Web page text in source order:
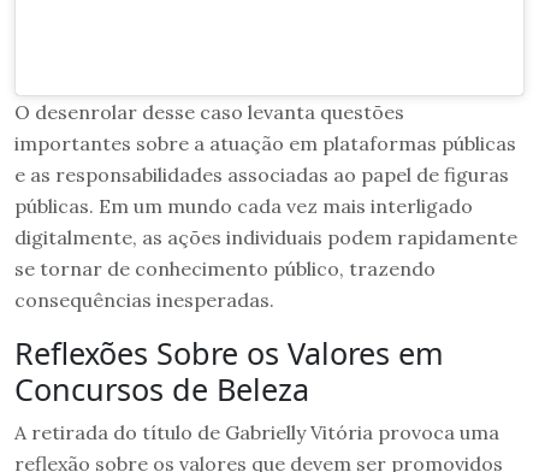
O desenrolar desse caso levanta questões
importantes sobre a atuação em plataformas públicas
e as responsabilidades associadas ao papel de figuras
públicas. Em um mundo cada vez mais interligado
digitalmente, as ações individuais podem rapidamente
se tornar de conhecimento público, trazendo
consequências inesperadas.
Reflexões Sobre os Valores em
Concursos de Beleza
A retirada do título de Gabrielly Vitória provoca uma
reflexão sobre os valores que devem ser promovidos